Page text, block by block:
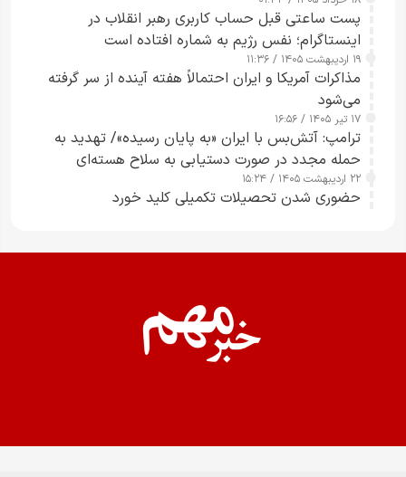
پست ساعتی قبل حساب کاربری رهبر انقلاب در
اینستاگرام؛ نفس رژیم به شماره افتاده است​
۱۹ اردیبهشت ۱۴۰۵ / ۱۱:۳۶
مذاکرات آمریکا و ایران احتمالاً هفته آینده از سر گرفته
می‌شود
۱۷ تیر ۱۴۰۵ / ۱۶:۵۶
ترامپ: آتش‌بس با ایران «به پایان رسیده»/ تهدید به
حمله مجدد در صورت دستیابی به سلاح هسته‌ای
۲۲ اردیبهشت ۱۴۰۵ / ۱۵:۲۴
حضوری شدن تحصیلات تکمیلی کلید خورد